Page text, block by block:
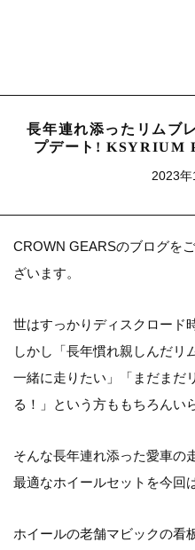
長年連れ添ったリムブ
プデート! KSYRIUM
2023年
CROWN GEARSのブログを
ざいます。
世はすっかりディスクロード
しかし「長年慣れ親しんだリ
一緒に走りたい」「まだまだ
る！」という方ももちろんい
そんな長年連れ添った愛車の
最適なホイールセットを今回
ホイールの老舗マビックの看